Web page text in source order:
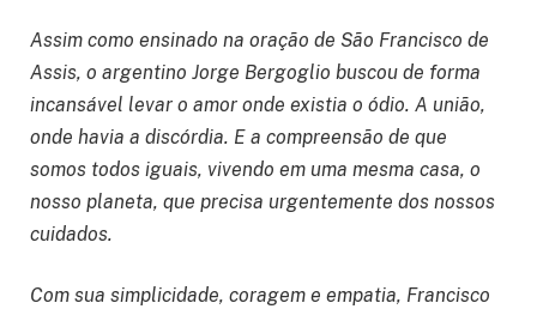
Assim como ensinado na oração de São Francisco de
Assis, o argentino Jorge Bergoglio buscou de forma
incansável levar o amor onde existia o ódio. A união,
onde havia a discórdia. E a compreensão de que
somos todos iguais, vivendo em uma mesma casa, o
nosso planeta, que precisa urgentemente dos nossos
cuidados.
Com sua simplicidade, coragem e empatia, Francisco